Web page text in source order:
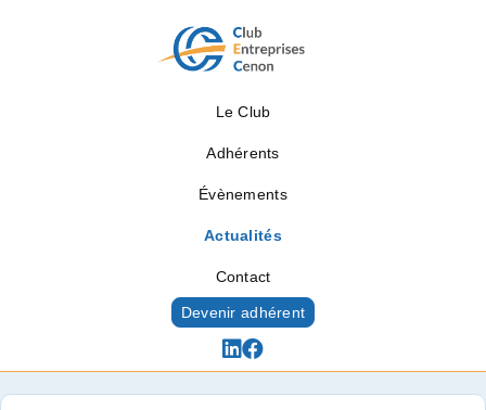
Le Club
Adhérents
Évènements
Actualités
Contact
Devenir adhérent